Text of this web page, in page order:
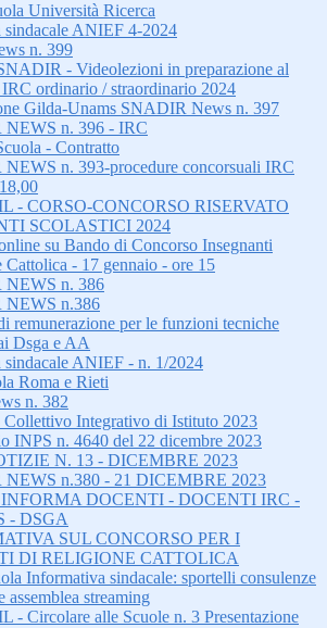
Università Ricerca
sindacale ANIEF 4-2024
n. 399
- Videolezioni in preparazione al
ordinario / straordinario 2024
Gilda-Unams SNADIR News n. 397
n. 396 - IRC
- Contratto
n. 393-procedure concorsuali IRC
- CORSO-CONCORSO RISERVATO
SCOLASTICI 2024
su Bando di Concorso Insegnanti
Cattolica - 17 gennaio - ore 15
n. 386
n.386
remunerazione per le funzioni tecniche
Dsga e AA
sindacale ANIEF - n. 1/2024
Roma e Rieti
n. 382
Collettivo Integrativo di Istituto 2023
INPS n. 4640 del 22 dicembre 2023
N. 13 - DICEMBRE 2023
n.380 - 21 DICEMBRE 2023
DOCENTI - DOCENTI IRC -
- DSGA
SUL CONCORSO PER I
DI RELIGIONE CATTOLICA
Informativa sindacale: sportelli consulenze
assemblea streaming
- Circolare alle Scuole n. 3 Presentazione